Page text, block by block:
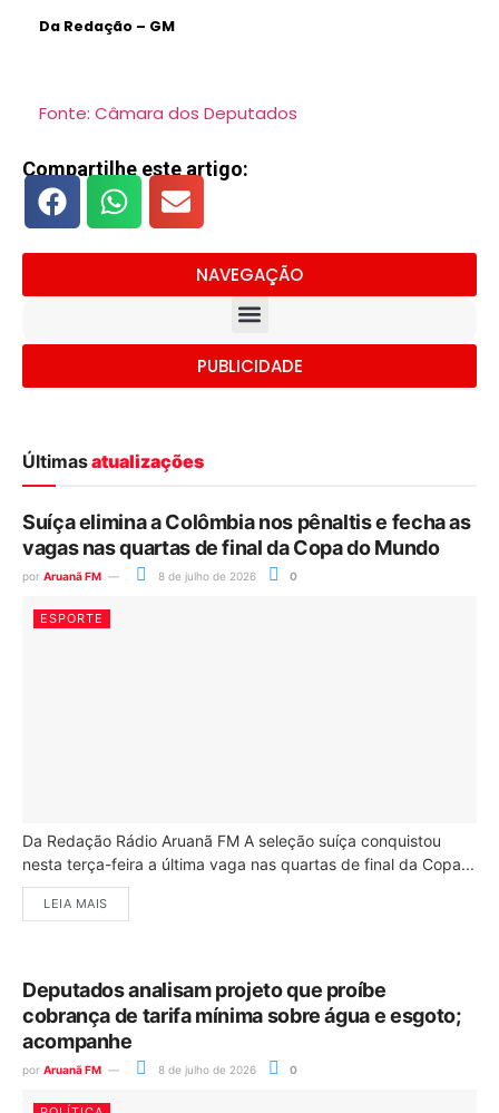
Da Redação – GM
Fonte: Câmara dos Deputados
Compartilhe este artigo:
NAVEGAÇÃO
PUBLICIDADE
Últimasatualizações
Suíça elimina a Colômbia nos pênaltis e fecha as
vagas nas quartas de final da Copa do Mundo
por Aruanã FM 8 de julho de 2026 0
ESPORTE
Da Redação Rádio Aruanã FM A seleção suíça conquistou
nesta terça-feira a última vaga nas quartas de final da Copa...
LEIA MAIS
Deputados analisam projeto que proíbe
cobrança de tarifa mínima sobre água e esgoto;
acompanhe
por Aruanã FM 8 de julho de 2026 0